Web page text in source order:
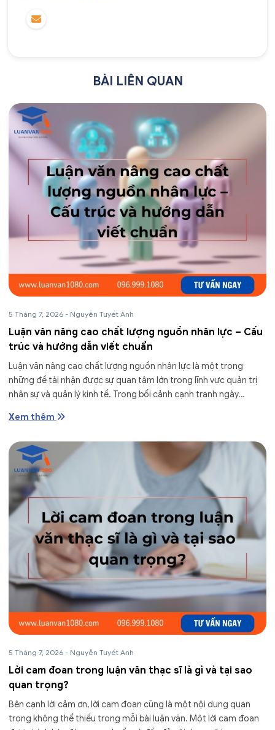
BÀI LIÊN QUAN
5 Tháng 7, 2026 - Nguyễn Tuyết Anh
Luận văn nâng cao chất lượng nguồn nhân lực – Cấu
trúc và hướng dẫn viết chuẩn
Luận văn nâng cao chất lượng nguồn nhân lực là một trong
những đề tài nhận được sự quan tâm lớn trong lĩnh vực quản trị
nhân sự và quản lý kinh tế. Trong bối cảnh cạnh tranh ngày
Xem thêm
5 Tháng 7, 2026 - Nguyễn Tuyết Anh
Lời cam đoan trong luận văn thạc sĩ là gì và tại sao
quan trọng?
Bên cạnh lời cảm ơn, lời cam đoan cũng là một nội dung quan
trọng không thể thiếu trong mỗi bài luận văn. Một lời cam đoan